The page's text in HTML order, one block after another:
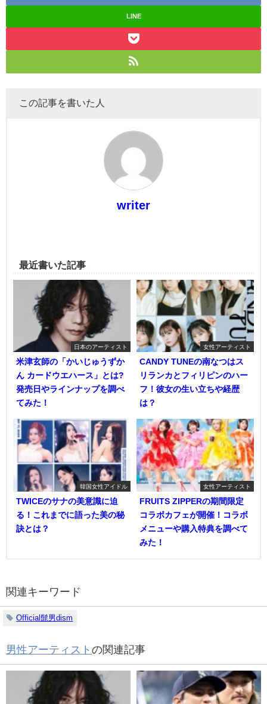
LINE
この記事を書いた人
writer
最近書いた記事
日本のアーティスト
米津玄師の「かいじゅうずか
ん カードウエハース」とは?
発売日やラインナップを調べ
てみた！
女性アーティスト
CANDY TUNEの南なつはス
リランカとフィリピンのハー
フ！彼女の生い立ちや経歴
は？
韓国女性アイドル
TWICEのサナの美意識に迫
る！これまでに語った美の秘
訣とは？
女性アーティスト
FRUITS ZIPPERの期間限定
コラボカフェが開催！コラボ
メニューや購入特典を調べて
みた！
関連キーワード
Official髭男dism
男性アーティスト の関連記事